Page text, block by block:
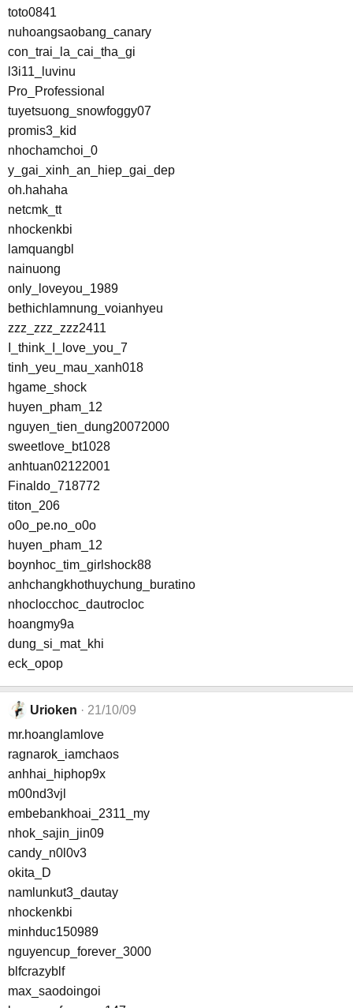
toto0841
nuhoangsaobang_canary
con_trai_la_cai_tha_gi
l3i11_luvinu
Pro_Professional
tuyetsuong_snowfoggy07
promis3_kid
nhochamchoi_0
y_gai_xinh_an_hiep_gai_dep
oh.hahaha
netcmk_tt
nhockenkbi
lamquangbl
nainuong
only_loveyou_1989
bethichlamnung_voianhyeu
zzz_zzz_zzz2411
I_think_I_love_you_7
tinh_yeu_mau_xanh018
hgame_shock
huyen_pham_12
nguyen_tien_dung20072000
sweetlove_bt1028
anhtuan02122001
Finaldo_718772
titon_206
o0o_pe.no_o0o
huyen_pham_12
boynhoc_tim_girlshock88
anhchangkhothuychung_buratino
nhoclocchoc_dautrocloc
hoangmy9a
dung_si_mat_khi
eck_opop
Urioken
21/10/09
mr.hoanglamlove
ragnarok_iamchaos
anhhai_hiphop9x
m00nd3vjl
embebankhoai_2311_my
nhok_sajin_jin09
candy_n0l0v3
okita_D
namlunkut3_dautay
nhockenkbi
minhduc150989
nguyencup_forever_3000
blfcrazyblf
max_saodoingoi